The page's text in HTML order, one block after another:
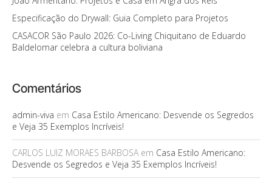
Especificação do Drywall: Guia Completo para Projetos
CASACOR São Paulo 2026: Co-Living Chiquitano de Eduardo
Baldelomar celebra a cultura boliviana
Comentários
admin-viva em Casa Estilo Americano: Desvende os Segredos
e Veja 35 Exemplos Incríveis!
CARLOS LUIZ MORAES BARBOSAem Casa Estilo Americano:
Desvende os Segredos e Veja 35 Exemplos Incríveis!